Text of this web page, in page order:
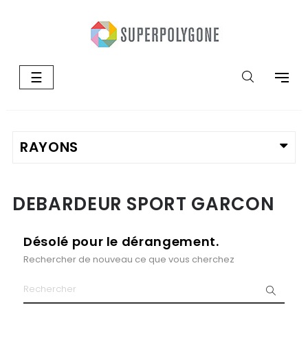
Basculer
la
☰
DEBARDEUR SPORT GARCON
Désolé pour le dérangement.
Rechercher de nouveau ce que vous cherchez